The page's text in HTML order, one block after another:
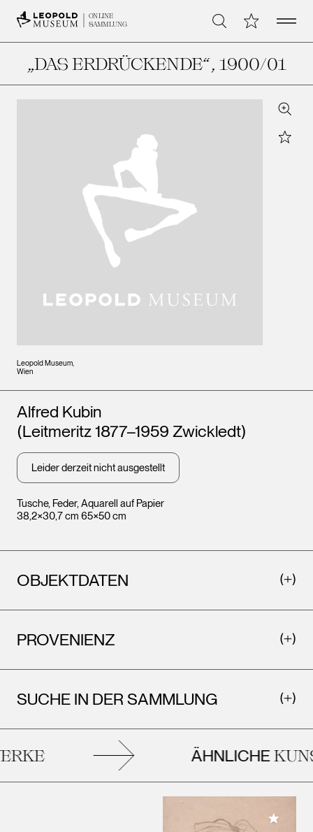
ONLINE
SAMMLUNG
Suche Meine Open
„DAS ERDRÜCKENDE“, 1900/01
Leopold Museum,
Wien
Zoom
Star
Tusche, Feder, Aquarell auf Papier
38,2×30,7 cm 65×50 cm
Künstler*innen
Alfred Kubin
(Leitmeritz 1877–1959 Zwickledt)
Leider derzeit nicht ausgestellt
OBJEKTDATEN
PROVENIENZ
SUCHE IN DER SAMMLUNG
ÄHNLICHE
Meiner